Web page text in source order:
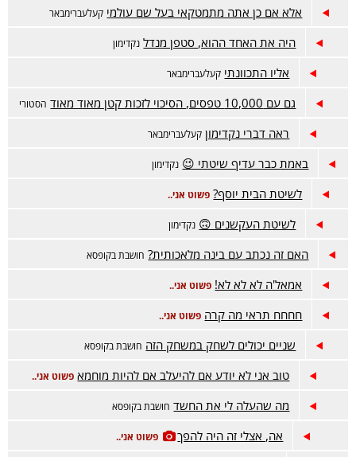
אלא אם כן אתה מתמטקאי בעל שם עולמי קעלעברימבאר
היה את האחד ההוא, סטפן מנדל נקדימון
אליו התכוונתי קעלעברימבאר
גם עם 10,000 טפסים, הסיכוי לזכות קטן מאוד מאוד הסטורי
ראה דברי נקדימון קעלעברימבאר
באמת כבר עדיף שיטתי 😉 נקדימון
לשיטת הבית יוסף? פשוט אני..
לשיטת העקשנים 🙃 נקדימון
האם זה נכתב עם בינה מלאכותית? חושבת בקופסא
אמאל'ה לא לא לא! פשוט אני..
חחחח תראי מה קרה פשוט אני..
שניים יכולים לשחק במשחק הזה חושבת בקופסא
טוב אני לא יודע אם להיעלב אם להיות מוחמא פשוט אני..
מה שהעלה לי את החשד חושבת בקופסא
אה, אצלי זה היה להפך פשוט אני..